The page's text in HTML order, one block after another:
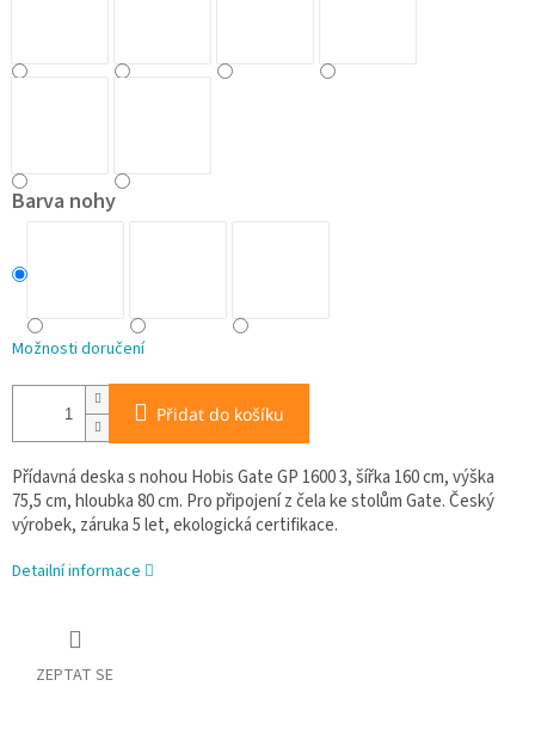
Barva nohy
Možnosti doručení
Přidat do košíku
Přídavná deska s nohou Hobis Gate GP 1600 3, šířka 160 cm, výška
75,5 cm, hloubka 80 cm. Pro připojení z čela ke stolům Gate. Český
výrobek, záruka 5 let, ekologická certifikace.
Detailní informace
ZEPTAT SE